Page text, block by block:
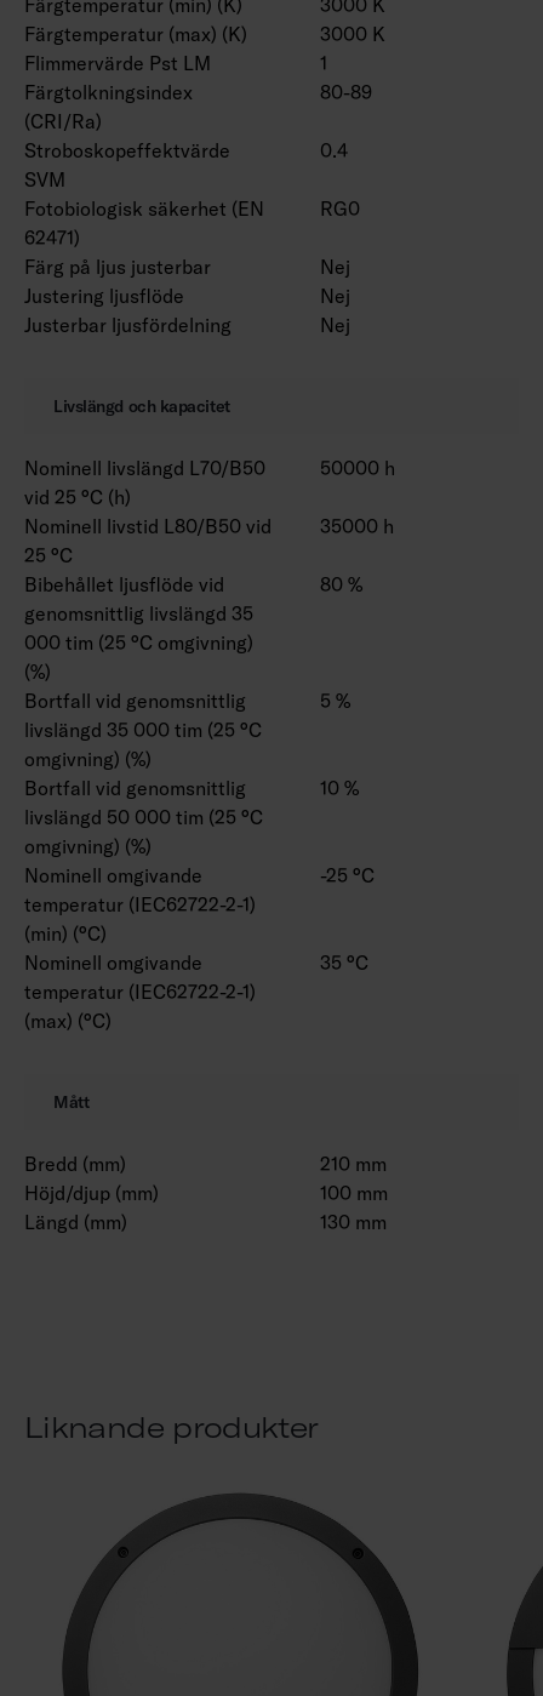
Färgtemperatur (max) (K)
3000 K
Flimmervärde Pst LM
1
Färgtolkningsindex
(CRI/Ra)
80-89
Stroboskopeffektvärde
SVM
0.4
Fotobiologisk säkerhet (EN
62471)
RG0
Färg på ljus justerbar
Nej
Justering ljusflöde
Nej
Justerbar ljusfördelning
Nej
Livslängd och kapacitet
Nominell livslängd L70/B50
vid 25 °C (h)
50000 h
Nominell livstid L80/B50 vid
25 °C
35000 h
Bibehållet ljusflöde vid
genomsnittlig livslängd 35
000 tim (25 °C omgivning)
(%)
80 %
Bortfall vid genomsnittlig
livslängd 35 000 tim (25 °C
omgivning) (%)
5 %
Bortfall vid genomsnittlig
livslängd 50 000 tim (25 °C
omgivning) (%)
10 %
Nominell omgivande
temperatur (IEC62722-2-1)
(min) (°C)
-25 °C
Nominell omgivande
temperatur (IEC62722-2-1)
(max) (°C)
35 °C
Mått
Bredd (mm)
210 mm
Höjd/djup (mm)
100 mm
Längd (mm)
130 mm
Liknande produkter